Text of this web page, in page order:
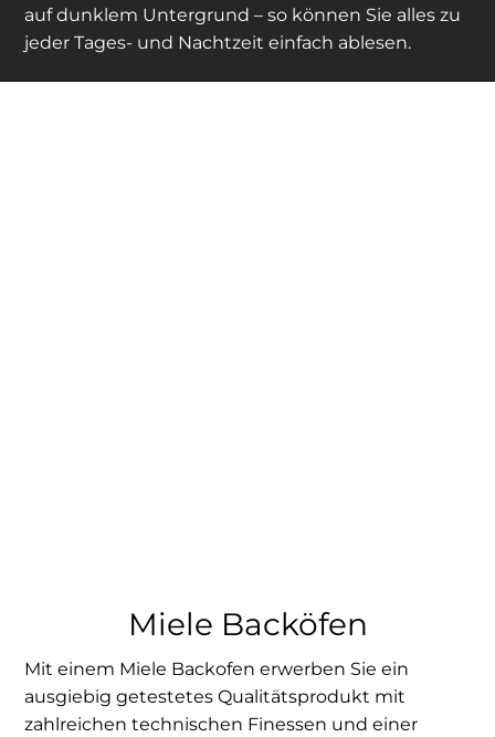
auf dunklem Untergrund – so können Sie alles zu
jeder Tages- und Nachtzeit einfach ablesen.
Miele Backöfen
Mit einem Miele Backofen erwerben Sie ein
ausgiebig getestetes Qualitätsprodukt mit
zahlreichen technischen Finessen und einer